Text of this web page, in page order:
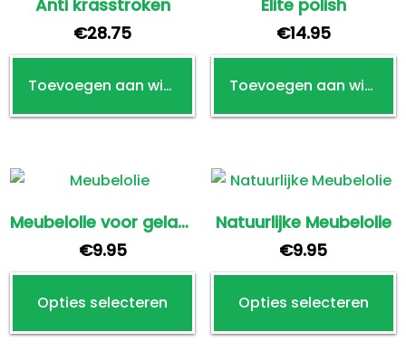
Anti krasstroken
€28.75
Toevoegen aan winkelwagen
Elite polish
€14.95
Toevoegen aan winkelwagen
Meubelolie voor gelakte meubels
€9.95
Opties selecteren
product
heeft
Natuurlijke Meubelolie
€9.95
Opties selecteren